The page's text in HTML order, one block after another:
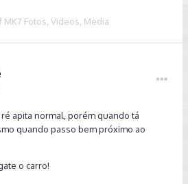
MK7 Fotos, Videos, Media
apita normal, porém quando tá
quando passo bem próximo ao
o carro!